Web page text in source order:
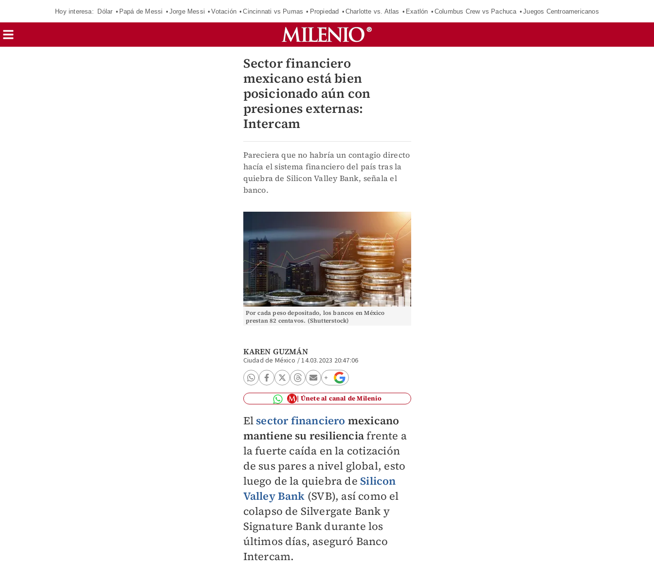
Hoy interesa: Dólar Papá de Messi Jorge Messi Votación Cincinnati vs Pumas Propiedad Charlotte vs. Atlas Exatlón Columbus Crew vs Pachuca Juegos Centroamericanos
Sector financiero
mexicano está bien
posicionado aún con
presiones externas:
Intercam
Pareciera que no habría un contagio directo
hacía el sistema financiero del país tras la
quiebra de Silicon Valley Bank, señala el
banco.
Por cada peso depositado, los bancos en México
prestan 82 centavos. (Shutterstock)
KAREN GUZMÁN
Ciudad de México /14.03.2023 20:47:06
Únete al canal de Milenio
El sector financiero mexicano
mantiene su resilienciafrente a
la fuerte caída en la cotización
de sus pares a nivel global, esto
luego de la quiebra de Silicon
Valley Bank (SVB), así como el
colapso de Silvergate Bank y
Signature Bank durante los
últimos días, aseguró Banco
Intercam.